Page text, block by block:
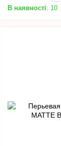
В наявності: 10